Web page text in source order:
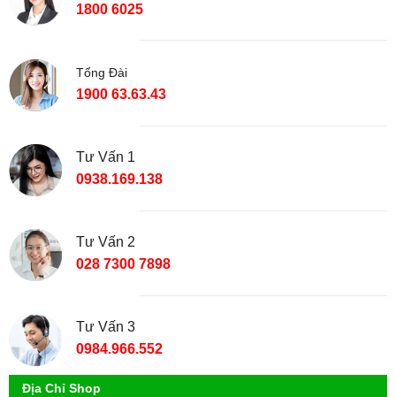
1800 6025
Tổng Đài
1900 63.63.43
Tư Vấn 1
0938.169.138
Tư Vấn 2
028 7300 7898
Tư Vấn 3
0984.966.552
Địa Chỉ Shop